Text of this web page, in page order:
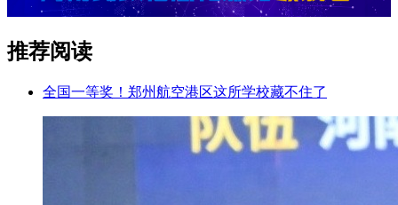
推荐阅读
全国一等奖！郑州航空港区这所学校藏不住了